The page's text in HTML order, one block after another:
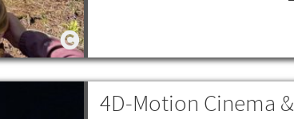
4D-Motion Cinema